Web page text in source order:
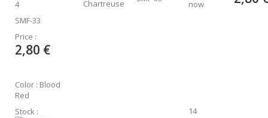
4
SMF-33
Price :
2,80 €
Chartreuse now
Color : Blood
Red
Stock :
14